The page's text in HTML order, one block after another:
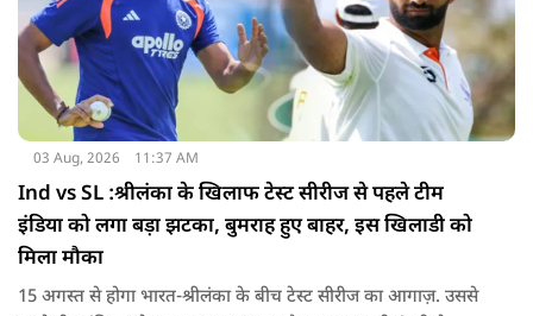
03 Aug, 2026 11:37 AM
Ind vs SL :श्रीलंका के खिलाफ टेस्ट सीरीज से पहले टीम
इंडिया को लगा बड़ा झटका, बुमराह हुए बाहर, इस खिलाडी को
मिला मौका
15 अगस्त से होगा भारत-श्रीलंका के बीच टेस्ट सीरीज का आगाज़. उससे